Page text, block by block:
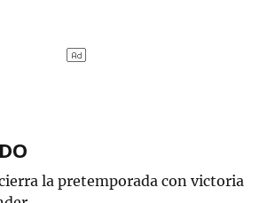
la pretemporada con victoria